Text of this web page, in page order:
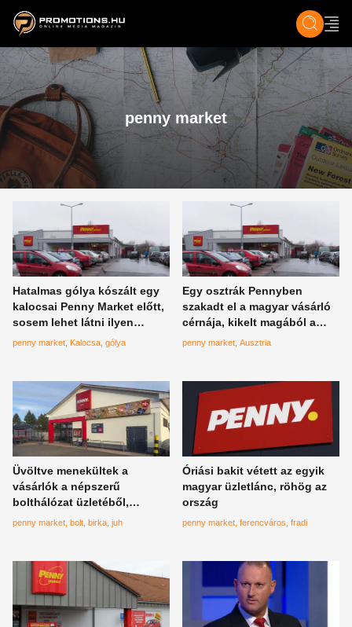
ZENE, FILM & KULT ÉLET TECH &
penny market
Hatalmas gólya kószált egy
kalocsai Penny Market előtt,
sosem lehet látni ilyen
közelről az állatot
penny market Kalocsa gólya
Egy osztrák Pennyben
szakadt el a magyar vásárló
cérnája, kikelt magából a
hazai termékek miatt, konkrét
penny market Ausztria
Üvöltve menekültek a
vásárlók a népszerű
bolthálózat üzletéből,
elszabadult a pokol a
penny market bolt birka juh
Óriási bakit vétett az egyik
magyar üzletlánc, röhög az
ország
penny market ferencváros fradi